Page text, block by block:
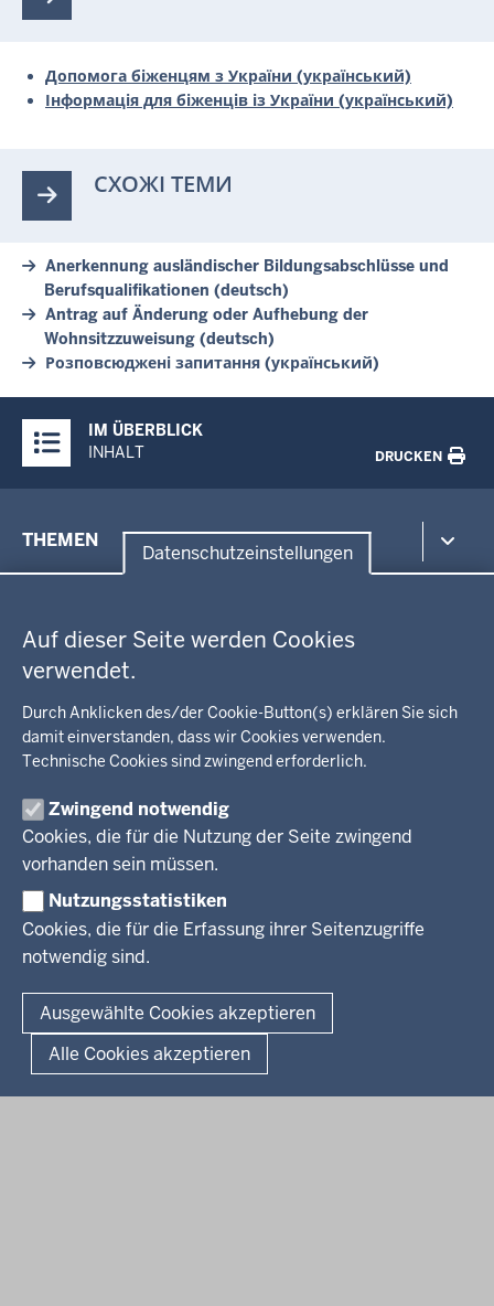
Datenschutzeinstellungen
Auf dieser Seite werden Cookies
verwendet.
Durch Anklicken des/der Cookie-Button(s) erklären Sie sich
damit einverstanden, dass wir Cookies verwenden.
Technische Cookies sind zwingend erforderlich.
Zwingend notwendig
Cookies, die für die Nutzung der Seite zwingend
vorhanden sein müssen.
Nutzungsstatistiken
Cookies, die für die Erfassung ihrer Seitenzugriffe
notwendig sind.
Ausgewählte Cookies akzeptieren
Alle Cookies akzeptieren
Допомога біженцям з України (український)
Інформація для біженців із України (український)
СХОЖІ ТЕМИ
Anerkennung ausländischer Bildungsabschlüsse und
Berufsqualifikationen (deutsch)
Antrag auf Änderung oder Aufhebung der
Wohnsitzzuweisung (deutsch)
Розповсюджені запитання (український)
Inhalte
IM ÜBERBLICK
INHALT
DRUCKEN
der
THEMEN
Kommunalaufsicht, Planung, Verkehr
Energie, Bergbau
Recht, Ordnung
Integration, Migration
Behördenleitung
Regierungsbezirk
KARRIERE
Stellenausschreibungen
Pressestelle
Social Media
BEKANNTMACHUNGEN
Amtsblatt
© 2026 Bezirksregierung Arnsberg
Fußzeile
Impressum Datenschutz Barrierefreiheit
Kurzlink zu dieser Seite